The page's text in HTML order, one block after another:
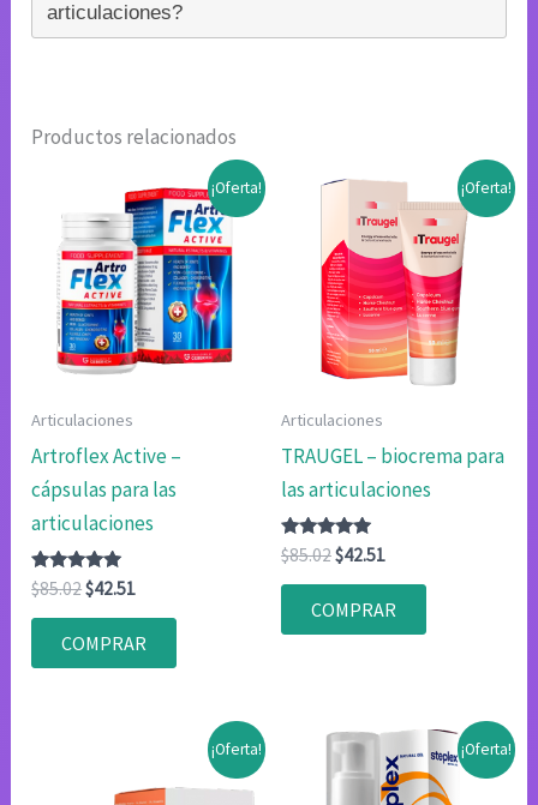
articulaciones?
Productos relacionados
¡Oferta!
Articulaciones
Artroflex Active –
cápsulas para las
articulaciones
Valorado
con
4.83
de 5
$85.02El
original
era:
$42.51El
actual
es:
COMPRAR
¡Oferta!
Articulaciones
TRAUGEL – biocrema para
las articulaciones
Valorado
con
4.75
$85.02El
original
era:
$42.51El
actual
es:
COMPRAR
¡Oferta! ¡Oferta!